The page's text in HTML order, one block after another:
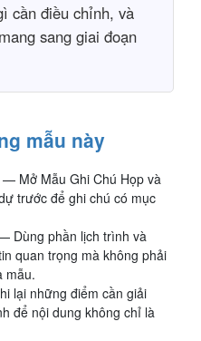
cần điều chỉnh, và
sang giai đoạn
mẫu này
— Mở Mẫu Ghi Chú Họp và
trước để ghi chú có mục
Dùng phần lịch trình và
quan trọng mà không phải
mẫu.
lại những điểm cần giải
để nội dung không chỉ là